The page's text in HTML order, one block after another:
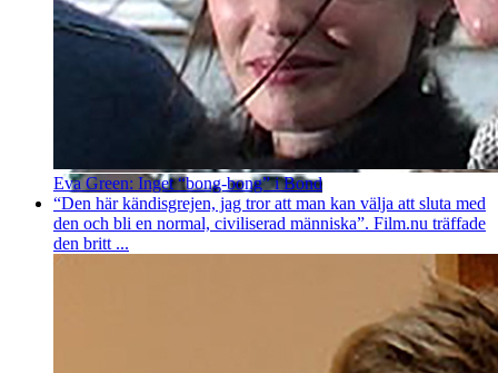
Eva Green: Inget “bong-bong” i Bond
“Den här kändisgrejen, jag tror att man kan välja att sluta med
den och bli en normal, civiliserad människa”. Film.nu träffade
den britt ...